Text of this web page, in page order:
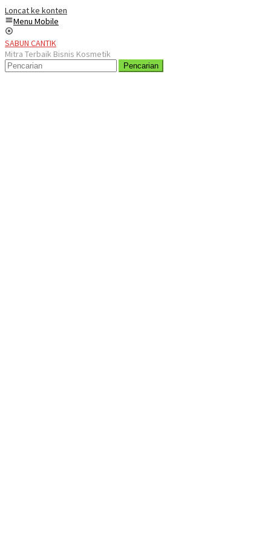
Loncat ke konten
Menu Mobile
SABUN CANTIK
Mitra Terbaik Bisnis Kosmetik
Pencarian